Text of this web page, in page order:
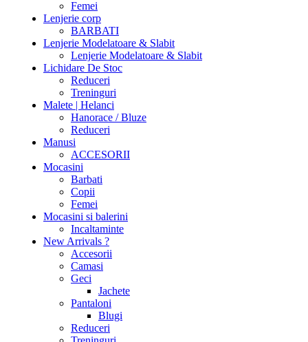
Femei
Lenjerie corp
BARBATI
Lenjerie Modelatoare & Slabit
Lenjerie Modelatoare & Slabit
Lichidare De Stoc
Reduceri
Treninguri
Malete | Helanci
Hanorace / Bluze
Reduceri
Manusi
ACCESORII
Mocasini
Barbati
Copii
Femei
Mocasini si balerini
Incaltaminte
New Arrivals ?
Accesorii
Camasi
Geci
Jachete
Pantaloni
Blugi
Reduceri